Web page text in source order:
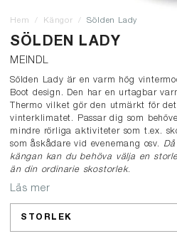
Hem Kängor Sölden Lady
SÖLDEN LADY
MEINDL
Sölden Lady är en varm hög
Boot design. Den har en urtagbar
Thermo vilket gör den utmärkt för
vinterklimatet. Passar dig som
mindre rörliga aktiviteter som t.ex.
som åskådare vid evenemang osv.
kängan kan du behöva välja en
än din ordinarie skostorlek.
Läs mer
STORLEK